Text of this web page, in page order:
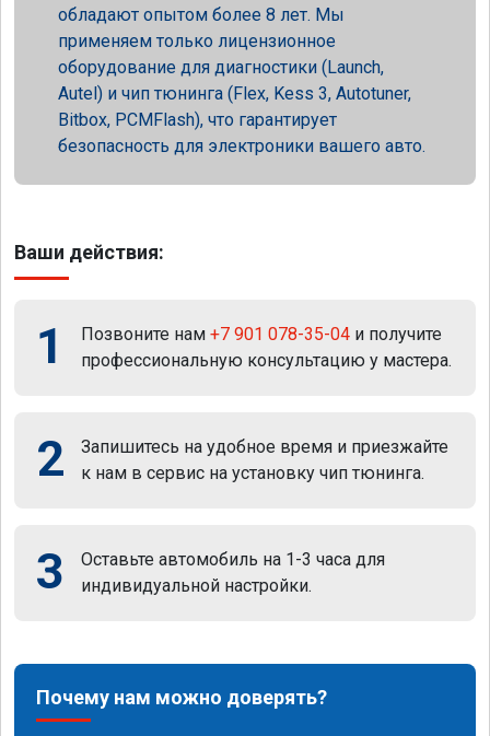
обладают опытом более 8 лет. Мы
применяем только лицензионное
оборудование для диагностики (Launch,
Autel) и чип тюнинга (Flex, Kess 3, Autotuner,
Bitbox, PCMFlash), что гарантирует
безопасность для электроники вашего авто.
Ваши действия:
1 Позвоните нам +7 901 078-35-04 и получите
профессиональную консультацию у мастера.
2
Запишитесь на удобное время и приезжайте
к нам в сервис на установку чип тюнинга.
3
Оставьте автомобиль на 1-3 часа для
индивидуальной настройки.
Почему нам можно доверять?